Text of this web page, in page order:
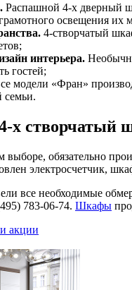
Распашной 4-х дверный
освещения их
4-створчатый
интерьера.
гостей;
модели «Фран»
семьи.
х створчатый
обязательно
электросчетчик,
все необходимые
783-06-74. Шкафы
акции